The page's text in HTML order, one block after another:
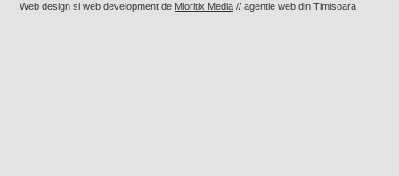
Web design si web development de Mioritix Media // agentie web din Timisoara